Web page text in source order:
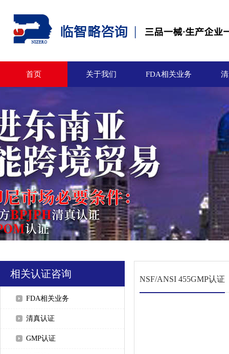
首页 关于我们 FDA相关业务
相关认证咨询
FDA相关业务
清真认证
GMP认证
NSF/ANSI 455GMP认证